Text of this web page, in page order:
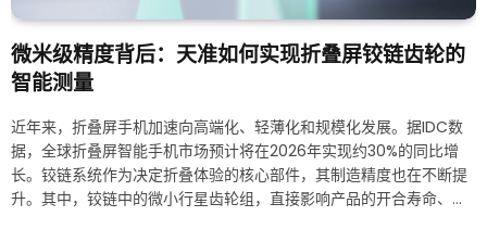
微米级精度背后：天准如何实现折叠屏铰链齿轮的
智能测量
近年来，折叠屏手机加速向高端化、轻薄化和规模化发展。据IDC数
据，全球折叠屏智能手机市场预计将在2026年实现约30%的同比增
长。铰链系统作为决定折叠体验的核心部件，其制造精度也在不断提
升。其中，铰链中的微小行星齿轮组，直接影响产品的开合寿命、手